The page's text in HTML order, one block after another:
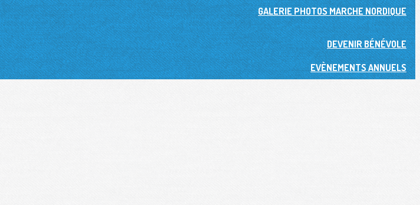
GALERIE PHOTOS MARCHE NORDIQUE
DEVENIR BÉNÉVOLE
EVÈNEMENTS ANNUELS